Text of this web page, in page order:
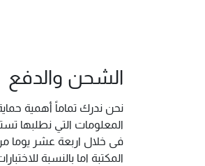
الشحن والدفع
نحن ندرك تماماً أهمية
المعلومات التي نطلبها
فى خلال اربعة عشر يوما
المكتبة اما بالنسبة